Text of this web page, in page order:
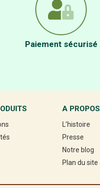
Paiement sécurisé
A PROPOS
L’histoire
Presse
Notre blog
Plan du site